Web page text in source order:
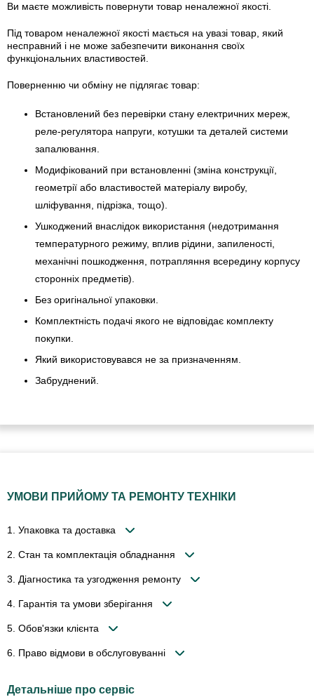
Ви маєте можливість повернути товар неналежної якості.
Під товаром неналежної якості мається на увазі товар, який
несправний і не може забезпечити виконання своїх
функціональних властивостей.
Поверненню чи обміну не підлягає товар:
Встановлений без перевірки стану електричних мереж,
реле-регулято­ра напруги, котушки та деталей системи
запалювання.
Модифікований при встановленні (зміна конструкції,
геометрії або властивостей матеріалу виробу,
шліфування, підрізка, тощо).
Ушкоджений внаслідок використання (недотримання
температурного режиму, вплив рідини, запиленості,
механічні пошкодження, потрапляння всередину корпусу
сторонніх предметів).
Без оригінальної упаковки.
Комплектність подачі якого не відповідає комплекту
покупки.
Який використовувався не за призначенням.
Забруднений.
УМОВИ ПРИЙОМУ ТА РЕМОНТУ ТЕХНІКИ
1. Упаковка та доставка
2. Стан та комплектація обладнання
3. Діагностика та узгодження ремонту
4. Гарантія та умови зберігання
5. Обов'язки клієнта
6. Право відмови в обслуговуванні
Детальніше про сервіс